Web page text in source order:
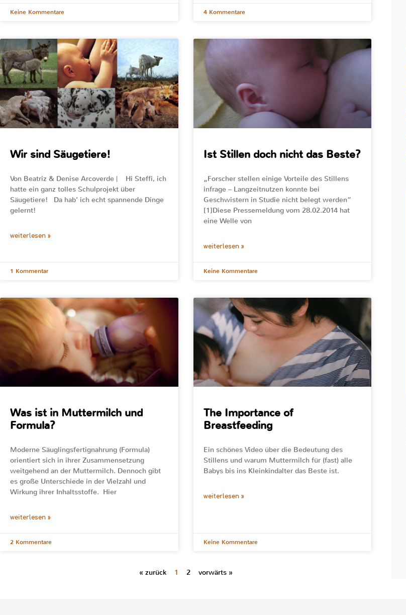
Keine Kommentare 4 Kommentare
Wir sind Säugetiere!
Von Beatriz & Denise Arcoverde | Hi Steffi, ich
hatte ein ganz tolles Schulprojekt über
Säugetiere! Da hab‘ ich echt spannende Dinge
gelernt!
weiterlesen »
1 Kommentar
Ist Stillen doch nicht das Beste?
„Forscher stellen einige Vorteile des Stillens
infrage – Langzeitnutzen konnte bei
Geschwistern in Studie nicht belegt werden“
[1]Diese Pressemeldung vom 28.02.2014 hat
eine Welle von
weiterlesen »
Keine Kommentare
Was ist in Muttermilch und
Formula?
Moderne Säuglingsfertignahrung (Formula)
orientiert sich in ihrer Zusammensetzung
weitgehend an der Muttermilch. Dennoch gibt
es große Unterschiede in der Vielzahl und
Wirkung ihrer Inhaltsstoffe. Hier
weiterlesen »
2 Kommentare
The Importance of
Breastfeeding
Ein schönes Video über die Bedeutung des
Stillens und warum Muttermilch für (fast) alle
Babys bis ins Kleinkindalter das Beste ist.
weiterlesen »
Keine Kommentare
« zurück 1 2 vorwärts »